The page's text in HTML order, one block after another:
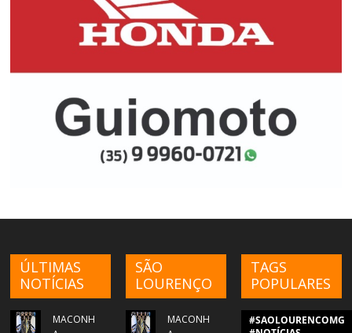
ÚLTIMAS
NOTÍCIAS
MACONH
SÃO
LOURENÇO
MACONH
TAGS
POPULARES
#SAOLOURENCOMG